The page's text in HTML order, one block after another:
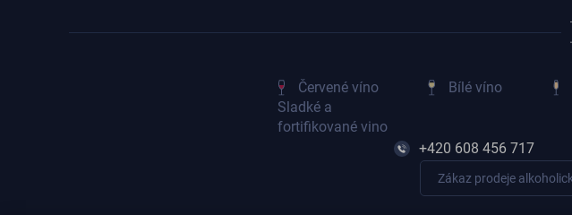
Červené víno Bílé víno
Sladké a
fortifikované vino
+420 608 456 717
Zákaz prodeje